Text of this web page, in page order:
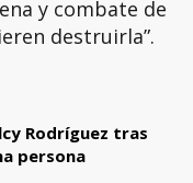
y combate de
destruirla”.
Rodríguez tras
persona